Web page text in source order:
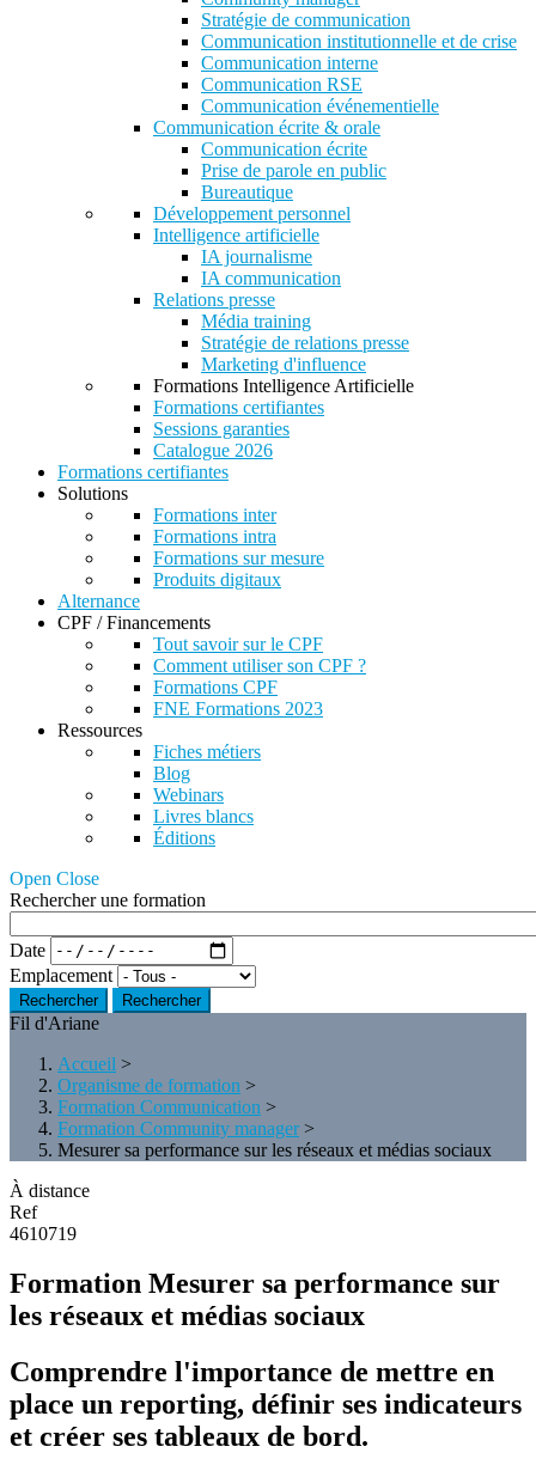
Stratégie de communication
Communication institutionnelle et de crise
Communication interne
Communication RSE
Communication événementielle
Communication écrite & orale
Communication écrite
Prise de parole en public
Bureautique
Développement personnel
Intelligence artificielle
IA journalisme
IA communication
Relations presse
Média training
Stratégie de relations presse
Marketing d'influence
Formations Intelligence Artificielle
Formations certifiantes
Sessions garanties
Catalogue 2026
Formations certifiantes
Solutions
Formations inter
Formations intra
Formations sur mesure
Produits digitaux
Alternance
CPF / Financements
Tout savoir sur le CPF
Comment utiliser son CPF ?
Formations CPF
FNE Formations 2023
Ressources
Fiches métiers
Blog
Webinars
Livres blancs
Éditions
Open Close
Rechercher une formation
Date
Emplacement
Rechercher
Fil d'Ariane
Accueil >
Organisme de formation >
Formation Communication >
Formation Community manager>
Mesurer sa performance sur les réseaux et médias sociaux
À distance
Ref
4610719
Formation Mesurer sa performance sur
les réseaux et médias sociaux
Comprendre l'importance de mettre en
place un reporting, définir ses indicateurs
et créer ses tableaux de bord.